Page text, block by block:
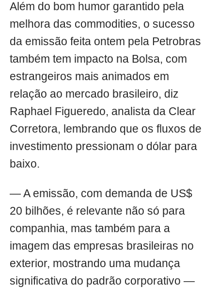
Além do bom humor garantido pela
melhora das commodities, o sucesso
da emissão feita ontem pela Petrobras
também tem impacto na Bolsa, com
estrangeiros mais animados em
relação ao mercado brasileiro, diz
Raphael Figueredo, analista da Clear
Corretora, lembrando que os fluxos de
investimento pressionam o dólar para
baixo.
— A emissão, com demanda de US$
20 bilhões, é relevante não só para
companhia, mas também para a
imagem das empresas brasileiras no
exterior, mostrando uma mudança
significativa do padrão corporativo —